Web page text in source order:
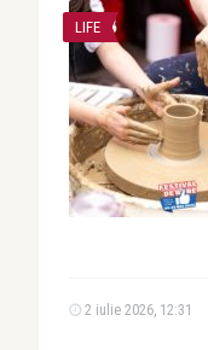
LIFE
2 iulie 2026, 12:31